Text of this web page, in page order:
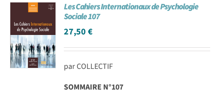
Les Cahiers Internationaux de Psychologie
Sociale 107
27,50€
par COLLECTIF
SOMMAIRE N°107